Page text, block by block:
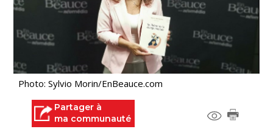
Photo: Sylvio Morin/EnBeauce.com
Partager à
ma communauté